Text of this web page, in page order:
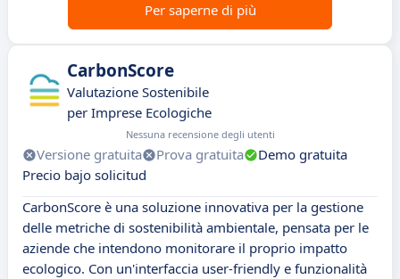
Per saperne di più
CarbonScore
Valutazione Sostenibile
per Imprese Ecologiche
Nessuna recensione degli utenti
Versione gratuita Prova gratuita
Demo gratuita
Precio bajo solicitud
CarbonScore è una soluzione innovativa per la gestione
delle metriche di sostenibilità ambientale, pensata per le
aziende che intendono monitorare il proprio impatto
ecologico. Con un'interfaccia user-friendly e funzionalità